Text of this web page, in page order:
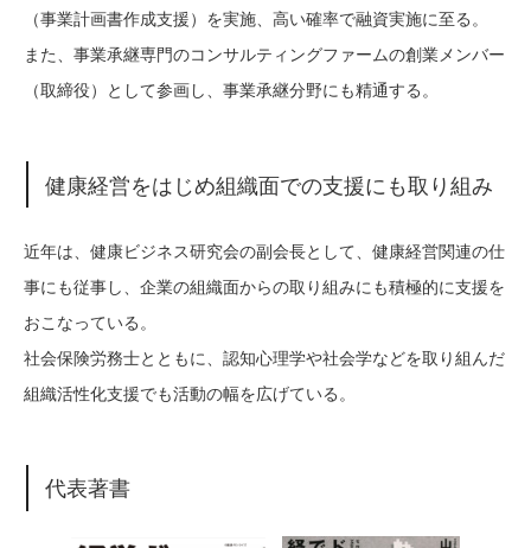
（事業計画書作成支援）を実施、高い確率で融資実施に至る。
また、事業承継専門のコンサルティングファームの創業メンバー
（取締役）として参画し、事業承継分野にも精通する。
健康経営をはじめ組織面での支援にも取り組み
近年は、健康ビジネス研究会の副会長として、健康経営関連の仕
事にも従事し、企業の組織面からの取り組みにも積極的に支援を
おこなっている。
社会保険労務士とともに、認知心理学や社会学などを取り組んだ
組織活性化支援でも活動の幅を広げている。
代表著書